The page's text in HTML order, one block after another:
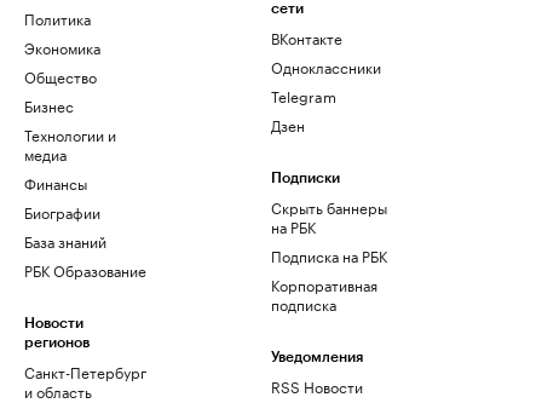
Политика
Экономика
Общество
Бизнес
Технологии и
медиа
Финансы
Биографии
База знаний
РБК Образование
Новости
регионов
Санкт-Петербург
и область
сети
ВКонтакте
Одноклассники
Telegram
Дзен
Подписки
Скрыть баннеры
на РБК
Подписка на РБК
Корпоративная
подписка
Уведомления
RSS Новости